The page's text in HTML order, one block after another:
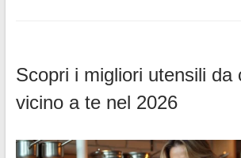
Scopri i migliori utensili da
vicino a te nel 2026